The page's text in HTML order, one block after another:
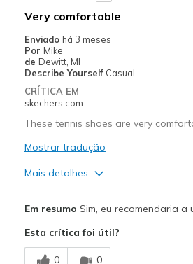
Going Out
Special Occasions
Travel
View On Shoes
Very comfortable
Enviado há 3 meses
Por Mike
de Dewitt, MI
Describe Yourself Casual
CRÍTICA EM
skechers.com
These tennis shoes are very
Mostrar tradução
Mais detalhes
Breathe Well
Em resumo Sim, eu recomendaria a
Esta crítica foi útil?
0 0